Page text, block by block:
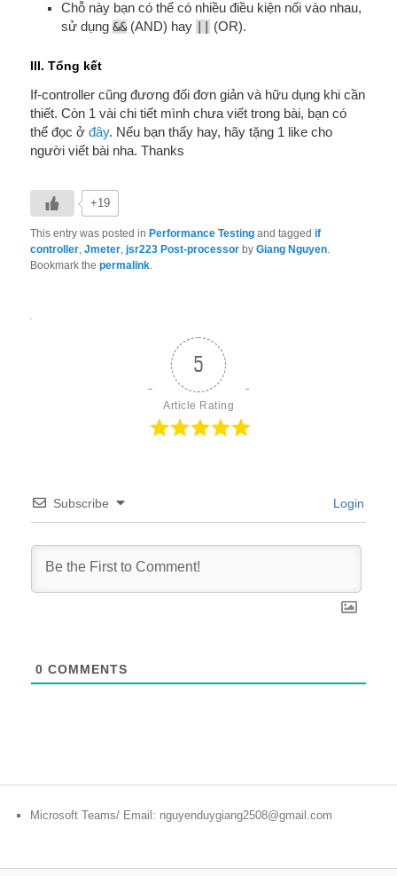
Chỗ này bạn có thể có nhiều điều kiện nối vào nhau,
sử dụng&&(AND) hay (OR).
III. Tổng kết
If-controller cũng đương đối đơn giản và hữu dụng khi cần
thiết. Còn 1 vài chi tiết mình chưa viết trong bài, bạn có
thể đọc ởđây. Nếu bạn thấy hay, hãy tặng 1 like cho
người viết bài nha. Thanks
+19
This entry was posted in Performance Testing and taggedif
controller,Jmeter,jsr223 Post-processor byGiang Nguyen.
Bookmark thepermalink.
5
Article Rating
Subscribe Login
0 COMMENTS
Microsoft Teams/ Email: nguyenduygiang2508@gmail.com